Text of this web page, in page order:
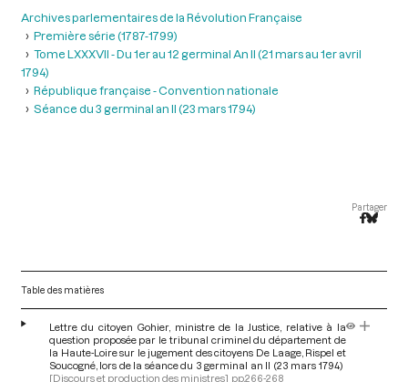
Archives parlementaires de la Révolution Française
Première série (1787-1799)
Tome LXXXVII - Du 1er au 12 germinal An II (21 mars au 1er avril
1794)
République française - Convention nationale
Séance du 3 germinal an II (23 mars 1794)
Partager
Table des matières
Lettre du citoyen Gohier, ministre de la Justice, relative à la
question proposée par le tribunal criminel du département de
la Haute-Loire sur le jugement des citoyens De Laage, Rispel et
Soucogné, lors de la séance du 3 germinal an II (23 mars 1794)
[Discours et production des ministres] pp.266-268